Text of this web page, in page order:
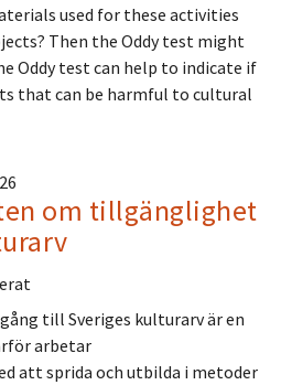
used for these activities
Then the Oddy test might
Oddy test can help to indicate if
that can be harmful to cultural
om tillgänglighet
till Sveriges kulturarv är en
arbetar
att sprida och utbilda i metoder